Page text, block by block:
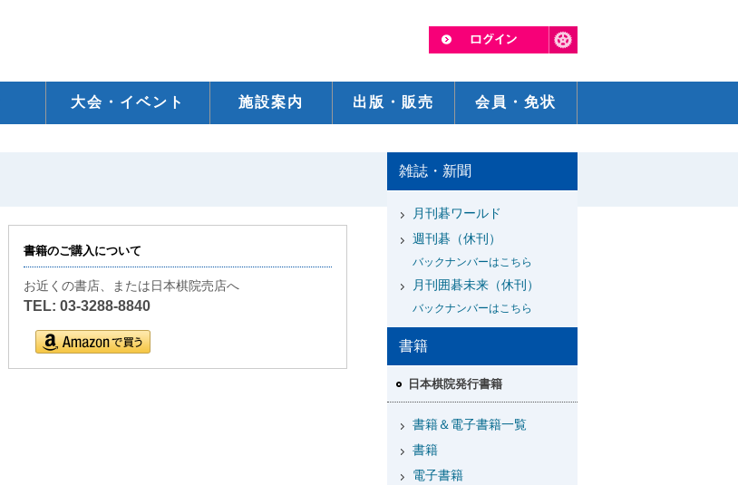
大会・イベント 施設案内 出版・販売 会員・免状
書籍のご購入について
お近くの書店、または日本棋院売店へ
TEL: 03-3288-8840
雑誌・新聞
月刊碁ワールド
週刊碁（休刊）
バックナンバーはこちら
月刊囲碁未来（休刊）
バックナンバーはこちら
書籍
日本棋院発行書籍
書籍＆電子書籍一覧
書籍
電子書籍